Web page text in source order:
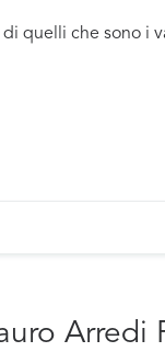
di quelli che sono
Arredi